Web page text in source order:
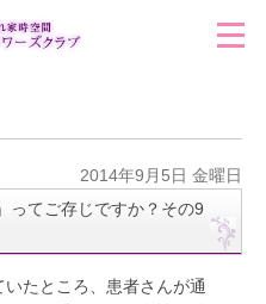
2014年9月5日 金曜日
ってご存じですか？その9
たところ、患者さんが通